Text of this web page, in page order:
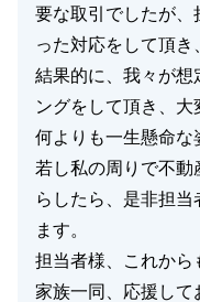
要な取引でしたが、
った対応をして頂き
結果的に、我々が想
ングをして頂き、大
何よりも一生懸命な
若し私の周りで不
らしたら、是非担
ます。
担当者様、これから
家族一同、応援して